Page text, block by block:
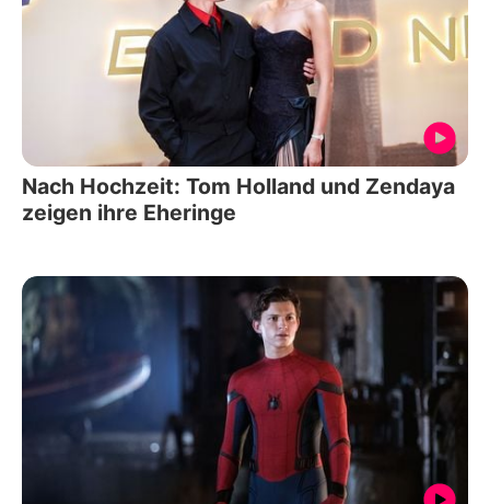
Nach Hochzeit: Tom Holland und Zendaya
zeigen ihre Eheringe